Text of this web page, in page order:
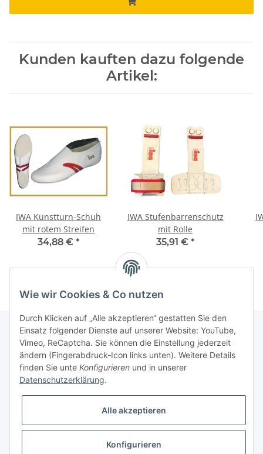
Kunden kauften dazu folgende
Artikel:
IWA Kunstturn-Schuh
mit rotem Streifen
34,88 € *
IWA Stufenbarrenschutz
mit Rolle
35,91 € *
Informationen
Gesetzliche Informationen
Wie wir Cookies & Co nutzen
Durch Klicken auf „Alle akzeptieren“ gestatten Sie den
Einsatz folgender Dienste auf unserer Website: YouTube,
Vimeo, ReCaptcha. Sie können die Einstellung jederzeit
ändern (Fingerabdruck-Icon links unten). Weitere Details
finden Sie unte Konfigurieren und in unserer
Datenschutzerklärung.
Alle akzeptieren
Konfigurieren